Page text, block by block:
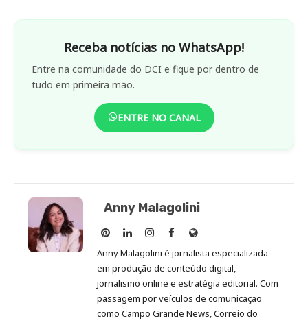
Receba notícias no WhatsApp!
Entre na comunidade do DCI e fique por dentro de
tudo em primeira mão.
ENTRE NO CANAL
Anny Malagolini
Anny
Malagolini
no
Pinterest
Anny
Malagolini
no
LinkedIn
Anny
Malagolini
no
Instagram
Anny
Malagolini
no
Facebook
Site
de
Anny
Malagolini
Anny Malagolini é jornalista especializada
em produção de conteúdo digital,
jornalismo online e estratégia editorial. Com
passagem por veículos de comunicação
como Campo Grande News, Correio do